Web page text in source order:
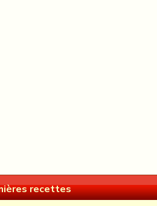
recettes